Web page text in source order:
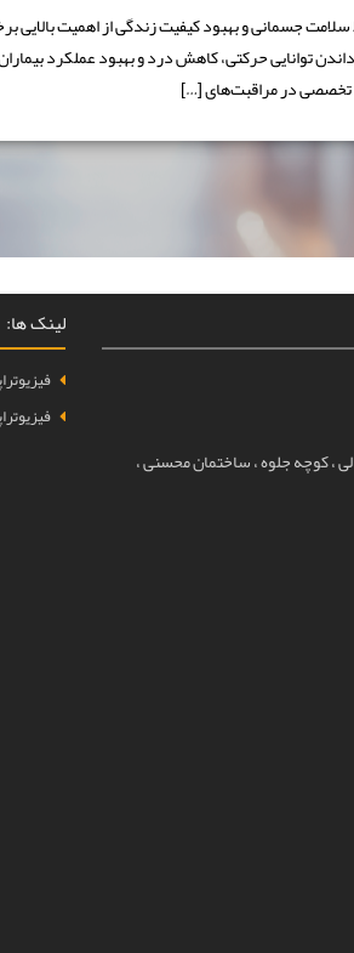
جسمانی و بهبود کیفیت زندگی از اهمیت بالایی
توانایی حرکتی، کاهش درد و بهبود عملکرد
، کوچه جلوه ، ساختمان محسنی ،
لینک ها: